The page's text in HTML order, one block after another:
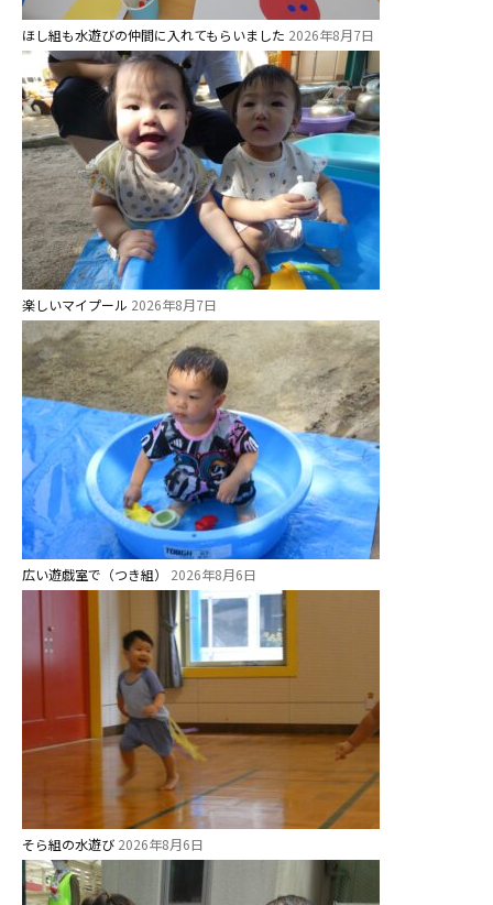
ほし組も水遊びの仲間に入れてもらいました 2026年8月7日
楽しいマイプール 2026年8月7日
広い遊戯室で（つき組） 2026年8月6日
そら組の水遊び 2026年8月6日
お知らせ
今日の幼稚園
園児募集要項
教職員募集
園のこと
安⼼・安全対策
課外教室
理事長のことば